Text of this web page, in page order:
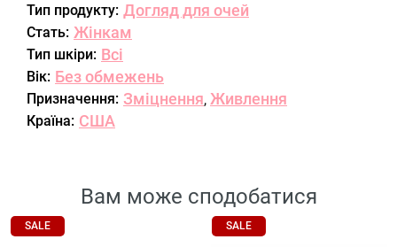
Тип продукту: Догляд для очей
Стать: Жінкам
Тип шкіри: Всі
Вік: Без обмежень
Призначення: Зміцнення, Живлення
Країна: США
Вам може сподобатися
SALE SALE